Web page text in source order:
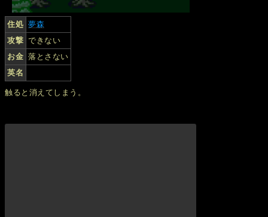
住処 夢森
攻撃 できない
お金 落とさない
英名
触ると消えてしまう。